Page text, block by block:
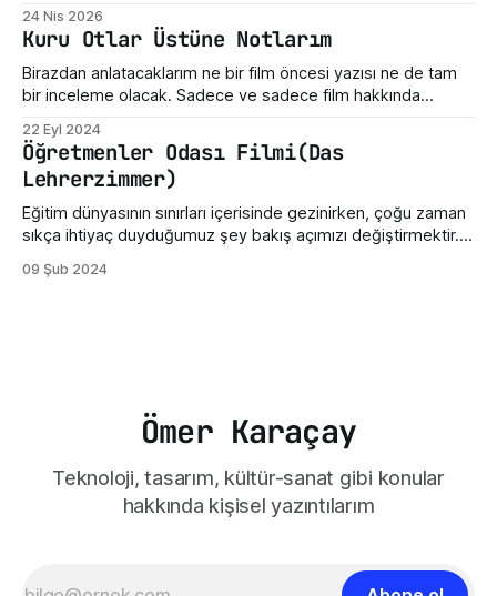
gördüğümüzde ne yaptığımız. Eksik bir özellik fark
ettiğimizde nasıl konuştuğumuz. Bir geliştiricinin henüz
olgunlaşmamış fikrine verdiğimiz tepki. Maalesef bizde çoğu
zaman bu kültür destek
24 Nis 2026
Kuru Otlar Üstüne Notlarım
Birazdan anlatacaklarım ne bir film öncesi yazısı ne de tam
bir inceleme olacak. Sadece ve sadece film hakkında
Ceylan'ın son filmi "Kuru Otlar Üstüne" filmini izledim ve filmin
etkisi üzerimdeyken bir şeyler karalamak istedim. Açıkçası,
bu film beni
22 Eyl 2024
Öğretmenler Odası Filmi(Das
Lehrerzimmer)
Eğitim dünyasının sınırları içerisinde gezinirken, çoğu zaman
sıkça ihtiyaç duyduğumuz şey bakış açımızı değiştirmektir.
Öğretmenler Odası filmi, gerçek bir öğretmen odasının iç
09 Şub 2024
Ömer Karaçay
Teknoloji, tasarım, kültür-sanat gibi konular
hakkında kişisel yazıntılarım